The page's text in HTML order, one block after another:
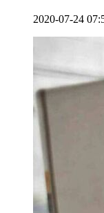
2020-07-24